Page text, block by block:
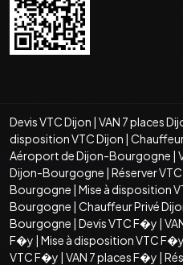
Devis VTC Dijon | VAN 7 places
disposition VTC Dijon |
Aéroport de Dijon-Bourgogne |
Dijon-Bourgogne | Réserver
Bourgogne | Mise à disposition
Bourgogne | Chauffeur Privé
Bourgogne | Devis VTC F�y |
F�y | Mise à disposition VTC F�y
VTC F�y | VAN 7 places F�y |